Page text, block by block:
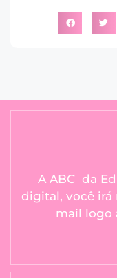
A ABC da
digital, você irá
mail logo